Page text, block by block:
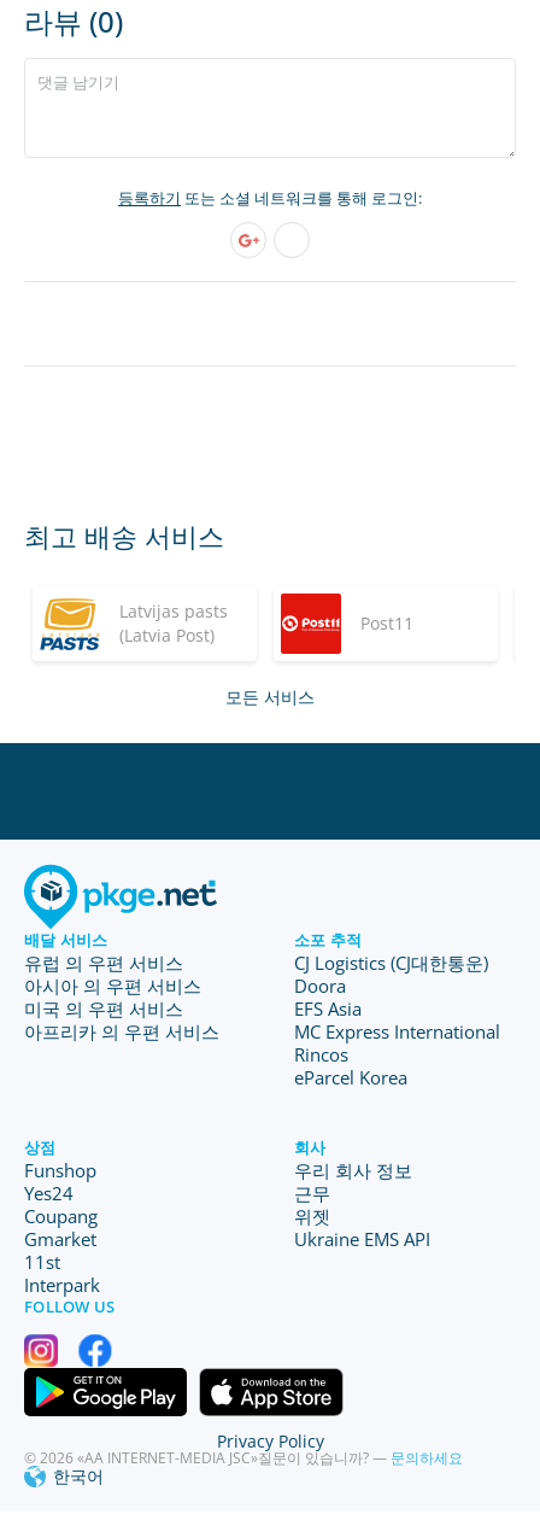
라뷰 (0)
등록하기 또는 소셜 네트워크를 통해 로그인:
최고 배송 서비스
Latvijas pasts
(Latvia Post)
Post11
모든 서비스
배달 서비스
유럽 의 우편 서비스
아시아 의 우편 서비스
미국 의 우편 서비스
아프리카 의 우편 서비스
소포 추적
CJ Logistics (CJ대한통운)
Doora
EFS Asia
MC Express International
Rincos
eParcel Korea
상점
Funshop
Yes24
Coupang
Gmarket
11st
Interpark
회사
우리 회사 정보
근무
위젯
Ukraine EMS API
FOLLOW US
© 2026 «AA INTERNET-MEDIA JSC»질문이 있습니까? — 문의하세요
한국어
Privacy Policy